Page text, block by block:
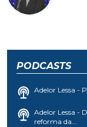
PODCASTS
Adelor Lessa -
Adelor Lessa -
reforma da...